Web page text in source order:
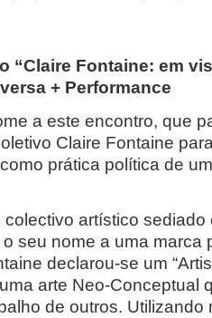
“Claire Fontaine: em
+ Performance
a este encontro, que
Claire Fontaine
prática política de
artístico
seu nome a uma marca
declarou-se um
arte Neo-Conceptual
de outros. Utilizando